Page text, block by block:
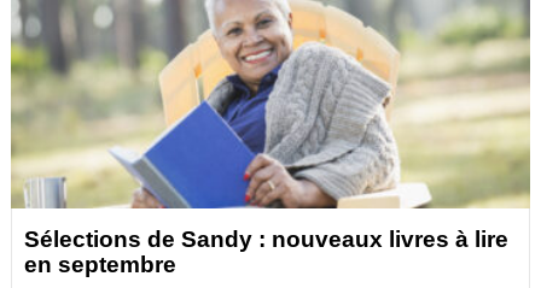
Sélections de Sandy : nouveaux livres à lire
en septembre